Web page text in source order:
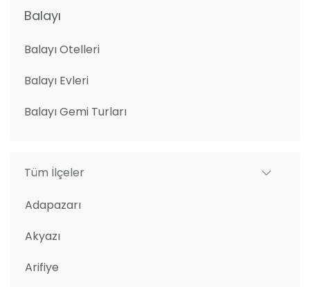
Balayı
Balayı Otelleri
Balayı Evleri
Balayı Gemi Turları
Tüm İlçeler
Adapazarı
Akyazı
Arifiye